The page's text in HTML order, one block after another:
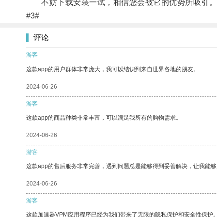
不妨下载安装一试，相信您会被它的优势所吸引。
#3#
评论
游客
这款app的用户群体非常庞大，我可以结识到来自世界各地的朋友。
2024-06-26
游客
这款app的商品种类非常丰富，可以满足我所有的购物需求。
2024-06-26
游客
这款app的售后服务非常完善，遇到问题总是能够得到妥善解决，让我能够
2024-06-26
游客
这款加速器VPM应用程序已经为我们带来了无限的隐私保护和安全性保护。